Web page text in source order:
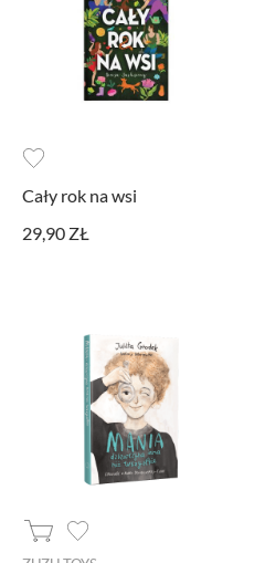
Cały rok na wsi
29,90 ZŁ
Jeżeli chcesz zaakceptować
cookies, po prostu kliknij w przycisk
AKCEPTUJĘ
Niezbędne cookies
Niezbędne pliki cookie są absolutnie
witryny. Te pliki cookie zapewniają
Narzędzia Google
Korzystamy z Google Analytics, czyli
gromadzenie, przeglądanie i analizę
użytkowników na naszej stronie. Kod
informacje na temat Twojej aktywności
Google wykorzystywane przy
Ponadto, informacje z Google Analytics
ustawieniach kampanii reklamowych
Google Ads. Jeżeli sobie tego nie życzysz,